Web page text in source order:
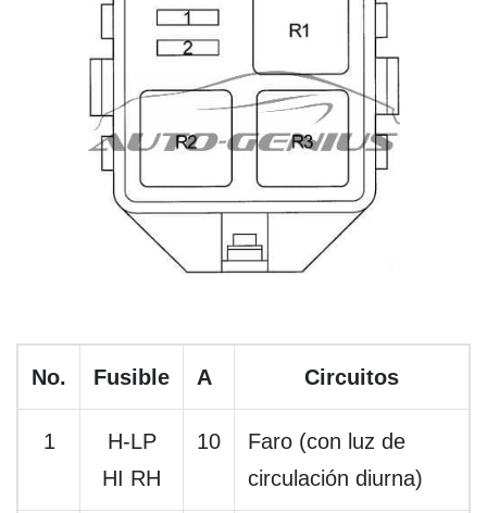
No. Fusible A Circuitos
1
H-LP
HI RH
10
Faro (con luz de
circulación diurna)